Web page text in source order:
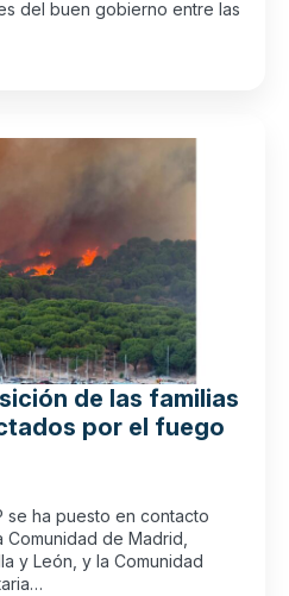
del buen gobierno entre las
de las familias
por el fuego
se ha puesto en contacto
de Madrid,
y León, y la Comunidad